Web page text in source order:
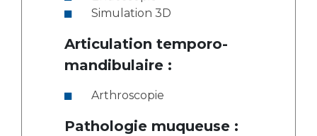
Simulation 3D
Articulation temporo-
mandibulaire :
Arthroscopie
Pathologie muqueuse :